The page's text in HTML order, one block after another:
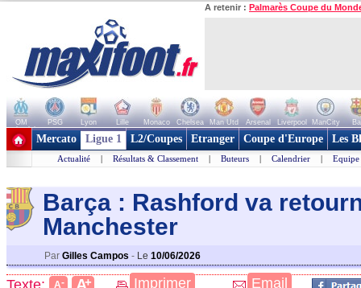
A retenir : Palmarès Coupe du
OM PSG Lyon Lille Monaco Chelsea Man Utd Arsenal Liverpool ManCity
+ de clubs
Mercato Ligue 1 L2/Coupes Etranger Coupe d'Europe Les
Actualité | Résultats & Classement | Buteurs | Calendrier | Equipe
Barça : Rashford va
Manchester
Par Gilles Campos - Le 10/06/2026
Texte: A- + Imprimer Email